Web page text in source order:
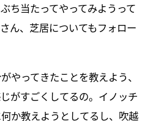
ち当たってやってみようって
ん、芝居についてもフォロー
やってきたことを教えよう、
がすごくしてるの。イノッチ
何か教えようとしてるし、吹越